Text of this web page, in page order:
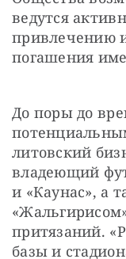
ведутся
привлечению
погашения
До поры до
литовский
владеющий
и «Каунас», а
притязаний.
базы и